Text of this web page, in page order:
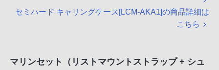
セミハード キャリングケース[LCM-AKA1]の商品詳細は
こちら
マリンセット（リストマウントストラップ + シュ